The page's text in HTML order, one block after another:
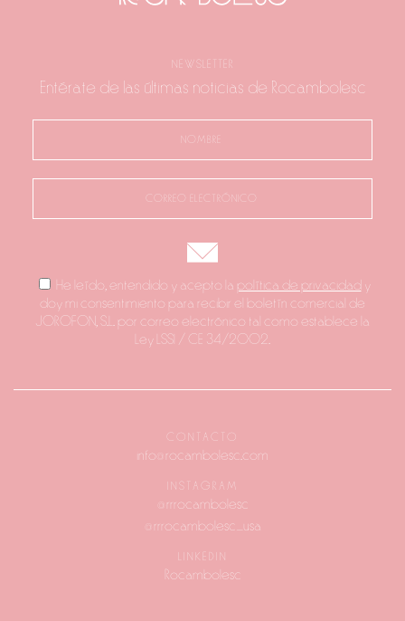
NEWSLETTER
Entérate de las últimas noticias de Rocambolesc
He leído, entendido y acepto la política de privacidad y
doy mi consentimiento para recibir el boletín comercial de
JOROFON, S.L. por correo electrónico tal como establece la
Ley LSSI / CE 34/2002.
CONTACTO
info@rocambolesc.com
INSTAGRAM
@rrrocambolesc
@rrrocambolesc_usa
LINKEDIN
Rocambolesc